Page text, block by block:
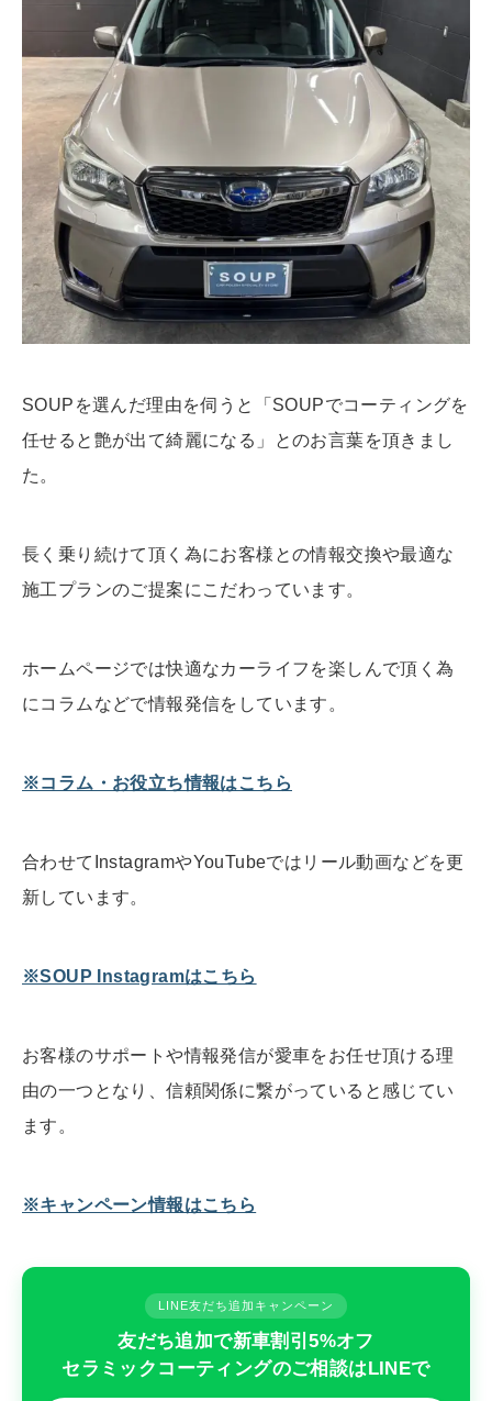
SOUPを選んだ理由を伺うと「SOUPでコーティングを
任せると艶が出て綺麗になる」とのお言葉を頂きまし
た。
長く乗り続けて頂く為にお客様との情報交換や最適な
施工プランのご提案にこだわっています。
ホームページでは快適なカーライフを楽しんで頂く為
にコラムなどで情報発信をしています。
※コラム・お役立ち情報はこちら
合わせてInstagramやYouTubeではリール動画などを更
新しています。
※SOUP Instagramはこちら
お客様のサポートや情報発信が愛車をお任せ頂ける理
由の一つとなり、信頼関係に繋がっていると感じてい
ます。
※キャンペーン情報はこちら
LINE友だち追加キャンペーン
友だち追加で新車割引5%オフ
セラミックコーティングのご相談はLINEで